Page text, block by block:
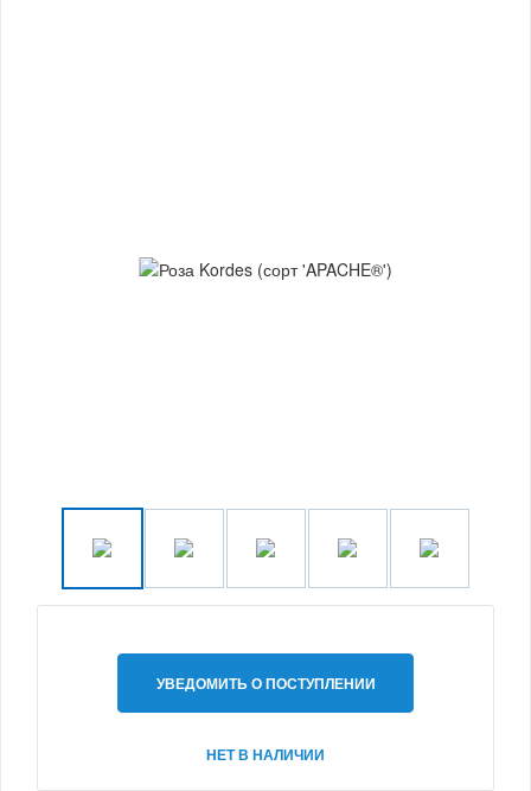
УВЕДОМИТЬ О ПОСТУПЛЕНИИ
НЕТ В НАЛИЧИИ